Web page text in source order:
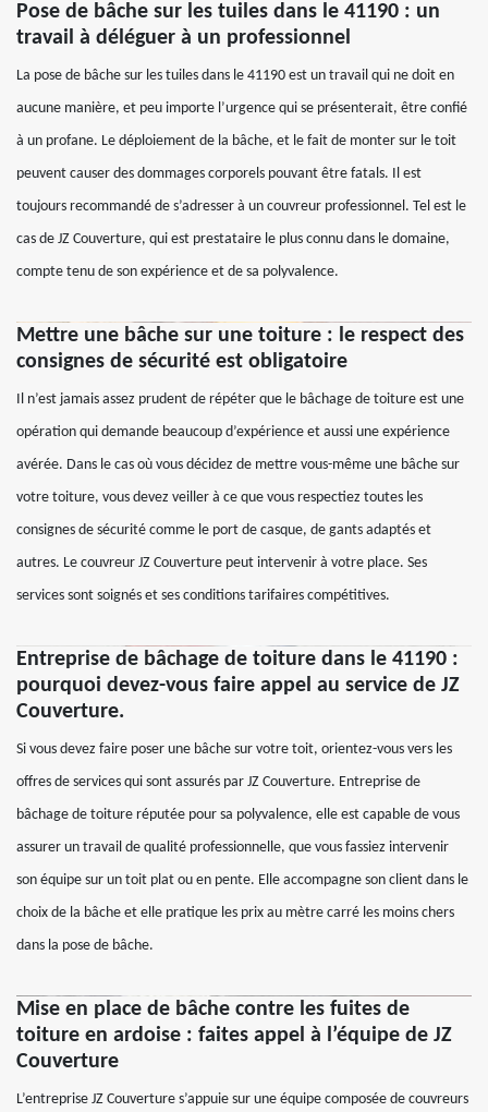
Pose de bâche sur les tuiles dans le 41190 : un
travail à déléguer à un professionnel
La pose de bâche sur les tuiles dans le 41190 est un travail qui ne doit en
aucune manière, et peu importe l’urgence qui se présenterait, être confié
à un profane. Le déploiement de la bâche, et le fait de monter sur le toit
peuvent causer des dommages corporels pouvant être fatals. Il est
toujours recommandé de s’adresser à un couvreur professionnel. Tel est le
cas de JZ Couverture, qui est prestataire le plus connu dans le domaine,
compte tenu de son expérience et de sa polyvalence.
Mettre une bâche sur une toiture : le respect des
consignes de sécurité est obligatoire
Il n’est jamais assez prudent de répéter que le bâchage de toiture est une
opération qui demande beaucoup d’expérience et aussi une expérience
avérée. Dans le cas où vous décidez de mettre vous-même une bâche sur
votre toiture, vous devez veiller à ce que vous respectiez toutes les
consignes de sécurité comme le port de casque, de gants adaptés et
autres. Le couvreur JZ Couverture peut intervenir à votre place. Ses
services sont soignés et ses conditions tarifaires compétitives.
Entreprise de bâchage de toiture dans le 41190 :
pourquoi devez-vous faire appel au service de JZ
Couverture.
Si vous devez faire poser une bâche sur votre toit, orientez-vous vers les
offres de services qui sont assurés par JZ Couverture. Entreprise de
bâchage de toiture réputée pour sa polyvalence, elle est capable de vous
assurer un travail de qualité professionnelle, que vous fassiez intervenir
son équipe sur un toit plat ou en pente. Elle accompagne son client dans le
choix de la bâche et elle pratique les prix au mètre carré les moins chers
dans la pose de bâche.
Mise en place de bâche contre les fuites de
toiture en ardoise : faites appel à l’équipe de JZ
Couverture
L’entreprise JZ Couverture s’appuie sur une équipe composée de couvreurs